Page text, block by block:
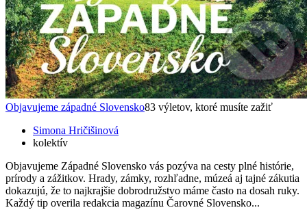
Objavujeme západné Slovensko83 výletov, ktoré musíte zažiť
Simona Hričišinová
kolektív
Objavujeme Západné Slovensko vás pozýva na cesty plné histórie,
prírody a zážitkov. Hrady, zámky, rozhľadne, múzeá aj tajné zákutia
dokazujú, že to najkrajšie dobrodružstvo máme často na dosah ruky.
Každý tip overila redakcia magazínu Čarovné Slovensko...